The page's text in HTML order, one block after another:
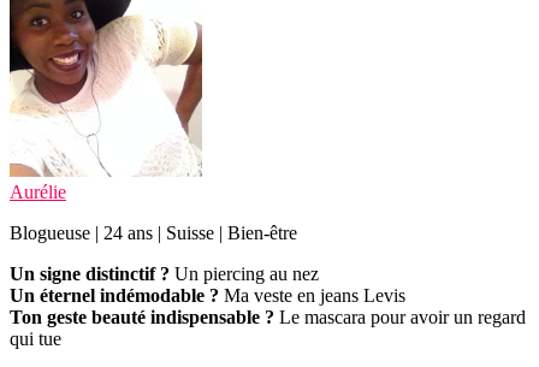
Aurélie
Blogueuse | 24 ans | Suisse | Bien-être
Un signe distinctif ? Un piercing au nez
Un éternel indémodable ? Ma veste en jeans Levis
Ton geste beauté indispensable ? Le mascara pour avoir un regard
qui tue